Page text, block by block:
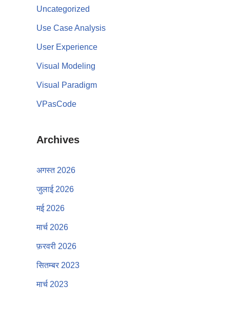
Uncategorized
Use Case Analysis
User Experience
Visual Modeling
Visual Paradigm
VPasCode
Archives
अगस्त 2026
जुलाई 2026
मई 2026
मार्च 2026
फ़रवरी 2026
सितम्बर 2023
मार्च 2023